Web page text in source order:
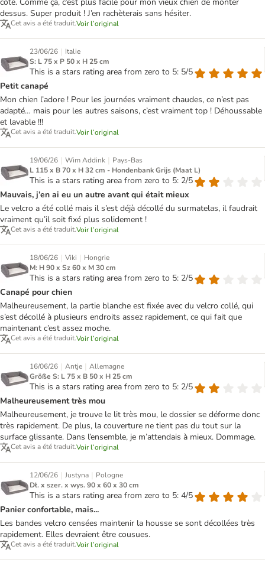
côté. Comme ça, c’est plus facile pour mon vieux chien de monter
dessus. Super produit ! J’en rachèterais sans hésiter.
Cet avis a été traduit.Voir l’original
23/06/26 | Italie
S: L 75 x P 50 x H 25 cm
This is a stars rating area from zero to 5: 5/5
Petit canapé
Mon chien l’adore ! Pour les journées vraiment chaudes, ce n’est pas
adapté… mais pour les autres saisons, c’est vraiment top ! Déhoussable
et lavable !!!
Cet avis a été traduit.Voir l’original
19/06/26 | Wim Addink | Pays-Bas
L 115 x B 70 x H 32 cm - Hondenbank Grijs (Maat L)
This is a stars rating area from zero to 5: 2/5
Mauvais, j’en ai eu un autre avant qui était mieux
Le velcro a été collé mais il s’est déjà décollé du surmatelas, il faudrait
vraiment qu’il soit fixé plus solidement !
Cet avis a été traduit.Voir l’original
18/06/26 | Viki | Hongrie
M: H 90 x Sz 60 x M 30 cm
This is a stars rating area from zero to 5: 2/5
Canapé pour chien
Malheureusement, la partie blanche est fixée avec du velcro collé, qui
s’est décollé à plusieurs endroits assez rapidement, ce qui fait que
maintenant c’est assez moche.
Cet avis a été traduit.Voir l’original
16/06/26 | Antje | Allemagne
Größe S: L 75 x B 50 x H 25 cm
This is a stars rating area from zero to 5: 2/5
Malheureusement très mou
Malheureusement, je trouve le lit très mou, le dossier se déforme donc
très rapidement. De plus, la couverture ne tient pas du tout sur la
surface glissante. Dans l’ensemble, je m’attendais à mieux. Dommage.
Cet avis a été traduit.Voir l’original
12/06/26 | Justyna | Pologne
Dł. x szer. x wys. 90 x 60 x 30 cm
This is a stars rating area from zero to 5: 4/5
Panier confortable, mais...
Les bandes velcro censées maintenir la housse se sont décollées très
rapidement. Elles devraient être cousues.
Cet avis a été traduit.Voir l’original